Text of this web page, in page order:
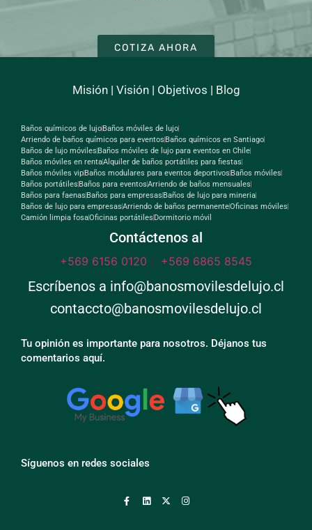
COTIZA AHORA
Misión| Visión| Objetivos | Blog
Baños químicos de lujoBaños móviles de lujo
Arriendo de baños químicos para eventos Baños químicos en Santiago
Baños de lujo móviles Baños móviles de lujo para eventos en Chile
Baños móviles en rentaAlquiler de baños portátiles para fiestas
Baños móviles vipBaños modulares para eventos deportivos Baños móviles
Baños portátiles Baños para eventosArriendo de baños mensuales
Baños para faenas Baños para empresas Baños de lujo para mineria
Baños de lujo para empresasArriendo de baños permanenteOficinas móviles
Camión limpia fosaOficinas portátiles Dormitorio móvil
Contáctenos al
+569 6156 0120 o +569 6865 8545
Escríbenos a info@banosmovilesdelujo.cl
contaccto@banosmovilesdelujo.cl
Tu opinión es importante para nosotros. Déjanos tus
comentarios aquí.
Síguenos en redes sociales